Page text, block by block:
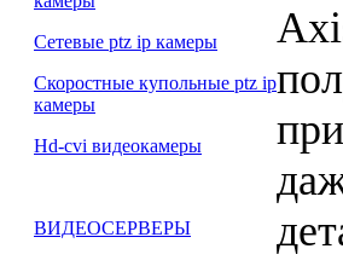
Сетевые ptz ip камеры
Скоростные купольные ptz ip
камеры
Hd-cvi видеокамеры
ВИДЕОСЕРВЕРЫ